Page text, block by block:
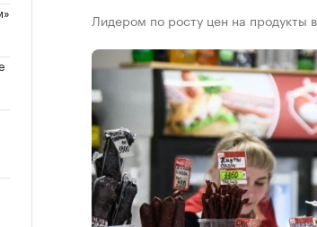
Лидером по росту цен на продукты